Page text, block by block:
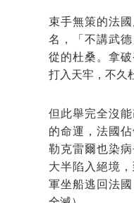
束手無策的法
名，「不講武
從的杜桑。拿破
打入天牢，不久
但此舉完全沒
的命運，法國
勒克雷爾也染
大半陷入絕境，
軍坐船逃回法